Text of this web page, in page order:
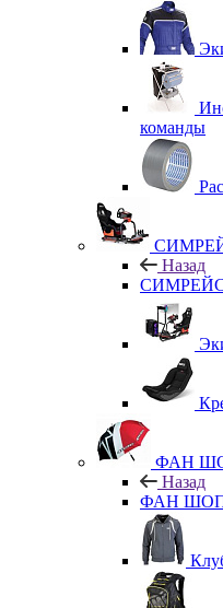
команды
Назад
ФАН
Назад
ФАН